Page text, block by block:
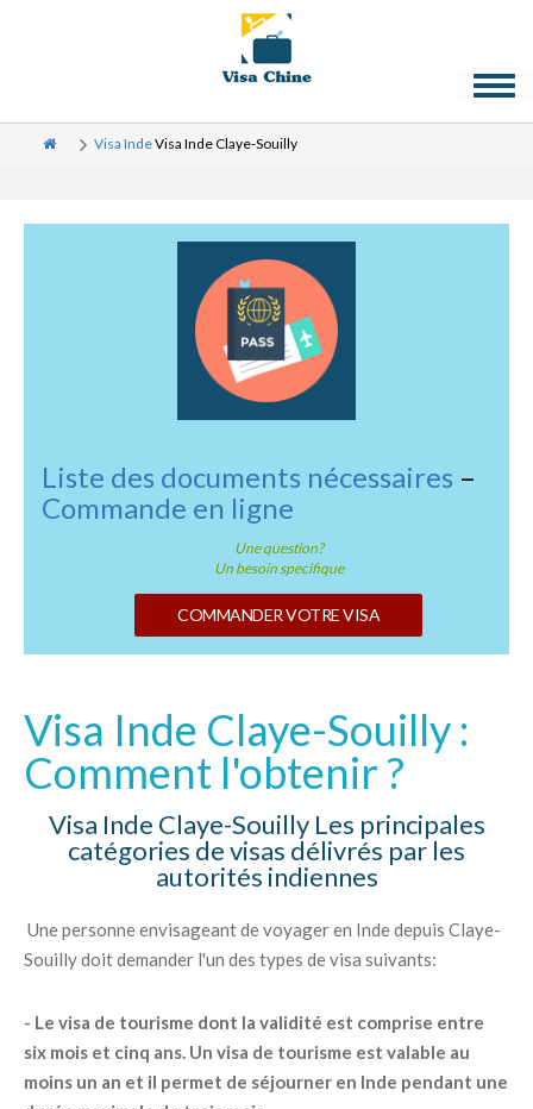
Visa IndeVisa Inde Claye-Souilly
Liste des documents nécessaires –
Commande en ligne
Une question?
Un besoin specifique
COMMANDER VOTRE VISA
Visa Inde Claye-Souilly :
Comment l'obtenir ?
Visa Inde Claye-Souilly Les principales
catégories de visas délivrés par les
autorités indiennes
Une personne envisageant de voyager en Inde depuis Claye-
Souilly doit demander l'un des types de visa suivants:
- Le visa de tourisme dont la validité est comprise entre
six mois et cinq ans. Un visa de tourisme est valable au
moins un an et il permet de séjourner en Inde pendant une